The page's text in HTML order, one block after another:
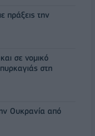
πράξεις την
σε νομικό
στη
Ουκρανία από